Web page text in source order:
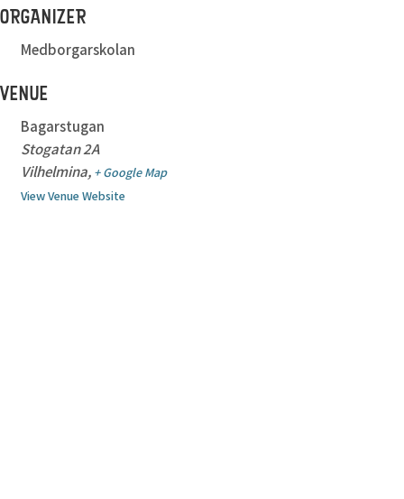
ORGANIZER
Medborgarskolan
VENUE
Bagarstugan
Stogatan 2A
Vilhelmina, + Google Map
View Venue Website